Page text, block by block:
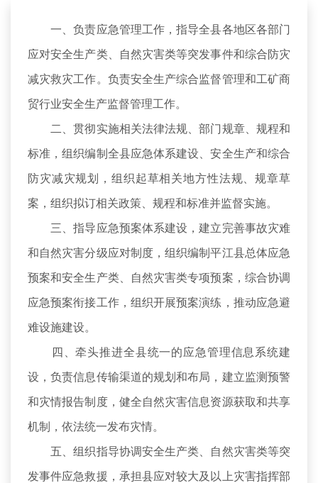
一、负责应急管理工作，指导全县各地区各部门
应对安全生产类、自然灾害类等突发事件和综合防灾
减灾救灾工作。负责安全生产综合监督管理和工矿商
贸行业安全生产监督管理工作。
二、贯彻实施相关法律法规、部门规章、规程和
标准，组织编制全县应急体系建设、安全生产和综合
防灾减灾规划，组织起草相关地方性法规、规章草
案，组织拟订相关政策、规程和标准并监督实施。
三、指导应急预案体系建设，建立完善事故灾难
和自然灾害分级应对制度，组织编制平江县总体应急
预案和安全生产类、自然灾害类专项预案，综合协调
应急预案衔接工作，组织开展预案演练，推动应急避
难设施建设。
四、牵头推进全县统一的应急管理信息系统建
设，负责信息传输渠道的规划和布局，建立监测预警
和灾情报告制度，健全自然灾害信息资源获取和共享
机制，依法统一发布灾情。
五、组织指导协调安全生产类、自然灾害类等突
发事件应急救援，承担县应对较大及以上灾害指挥部